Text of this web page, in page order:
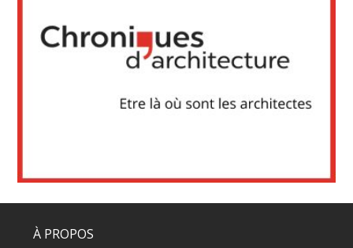
À PROPOS